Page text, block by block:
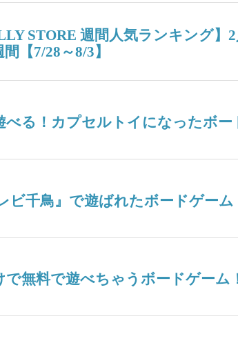
STORE 週間人気ランキング
【7/28～8/3】
べる！カプセルトイになったボー
ビ千鳥』で遊ばれたボードゲー
で無料で遊べちゃうボードゲー